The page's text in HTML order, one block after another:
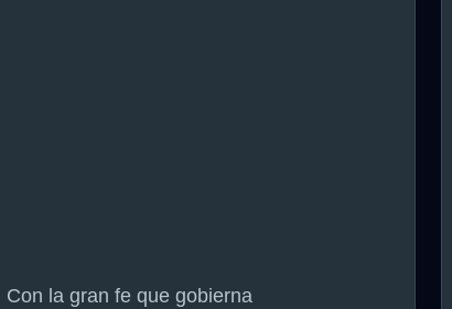
Con la gran fe que gobierna